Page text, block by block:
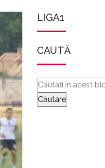
LIGA1
CAUTĂ